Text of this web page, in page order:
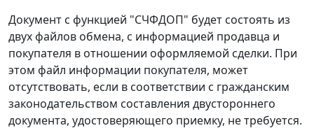
Документ с функцией "СЧФДОП" будет состоять из
двух файлов обмена, с информацией продавца и
покупателя в отношении оформляемой сделки. При
этом файл информации покупателя, может
отсутствовать, если в соответствии с гражданским
законодательством составления двустороннего
документа, удостоверяющего приемку, не требуется.